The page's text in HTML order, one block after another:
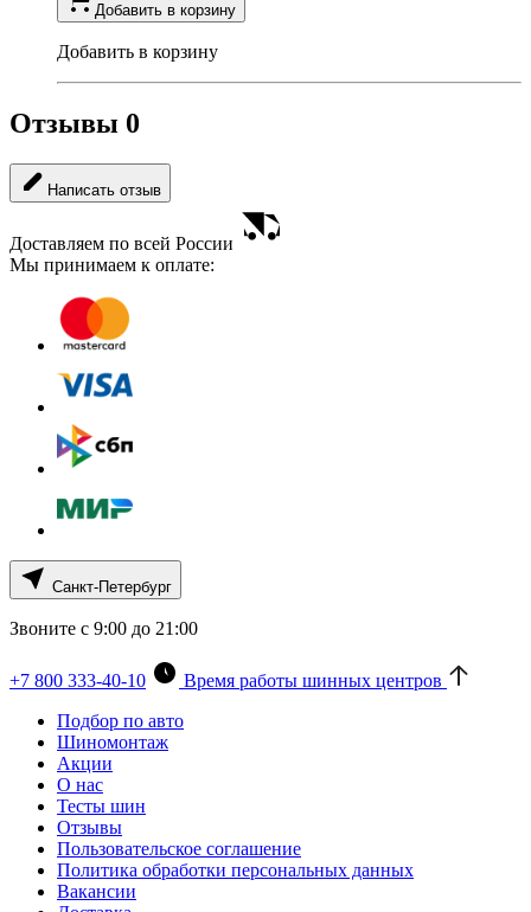
Добавить в корзину
Добавить в корзину
Отзывы 0
Написать отзыв
Доставляем по всей России
Мы принимаем к оплате:
Санкт-Петербург
Звоните с 9:00 до 21:00
+7 800 333-40-10
Время работы шинных центров
Подбор по авто
Шиномонтаж
Акции
О нас
Тесты шин
Отзывы
Пользовательское соглашение
Политика обработки персональных данных
Вакансии